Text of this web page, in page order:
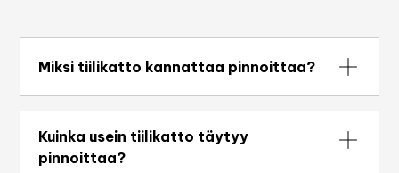
Miksi tiilikatto kannattaa pinnoittaa?
Pinnoitus suojaa tiiltä kosteudelta ja lialta,
estää sammaleen kasvua ja palauttaa katon
värin. Se pidentää katon käyttöikää
Kuinka usein tiilikatto täytyy
pinnoittaa?